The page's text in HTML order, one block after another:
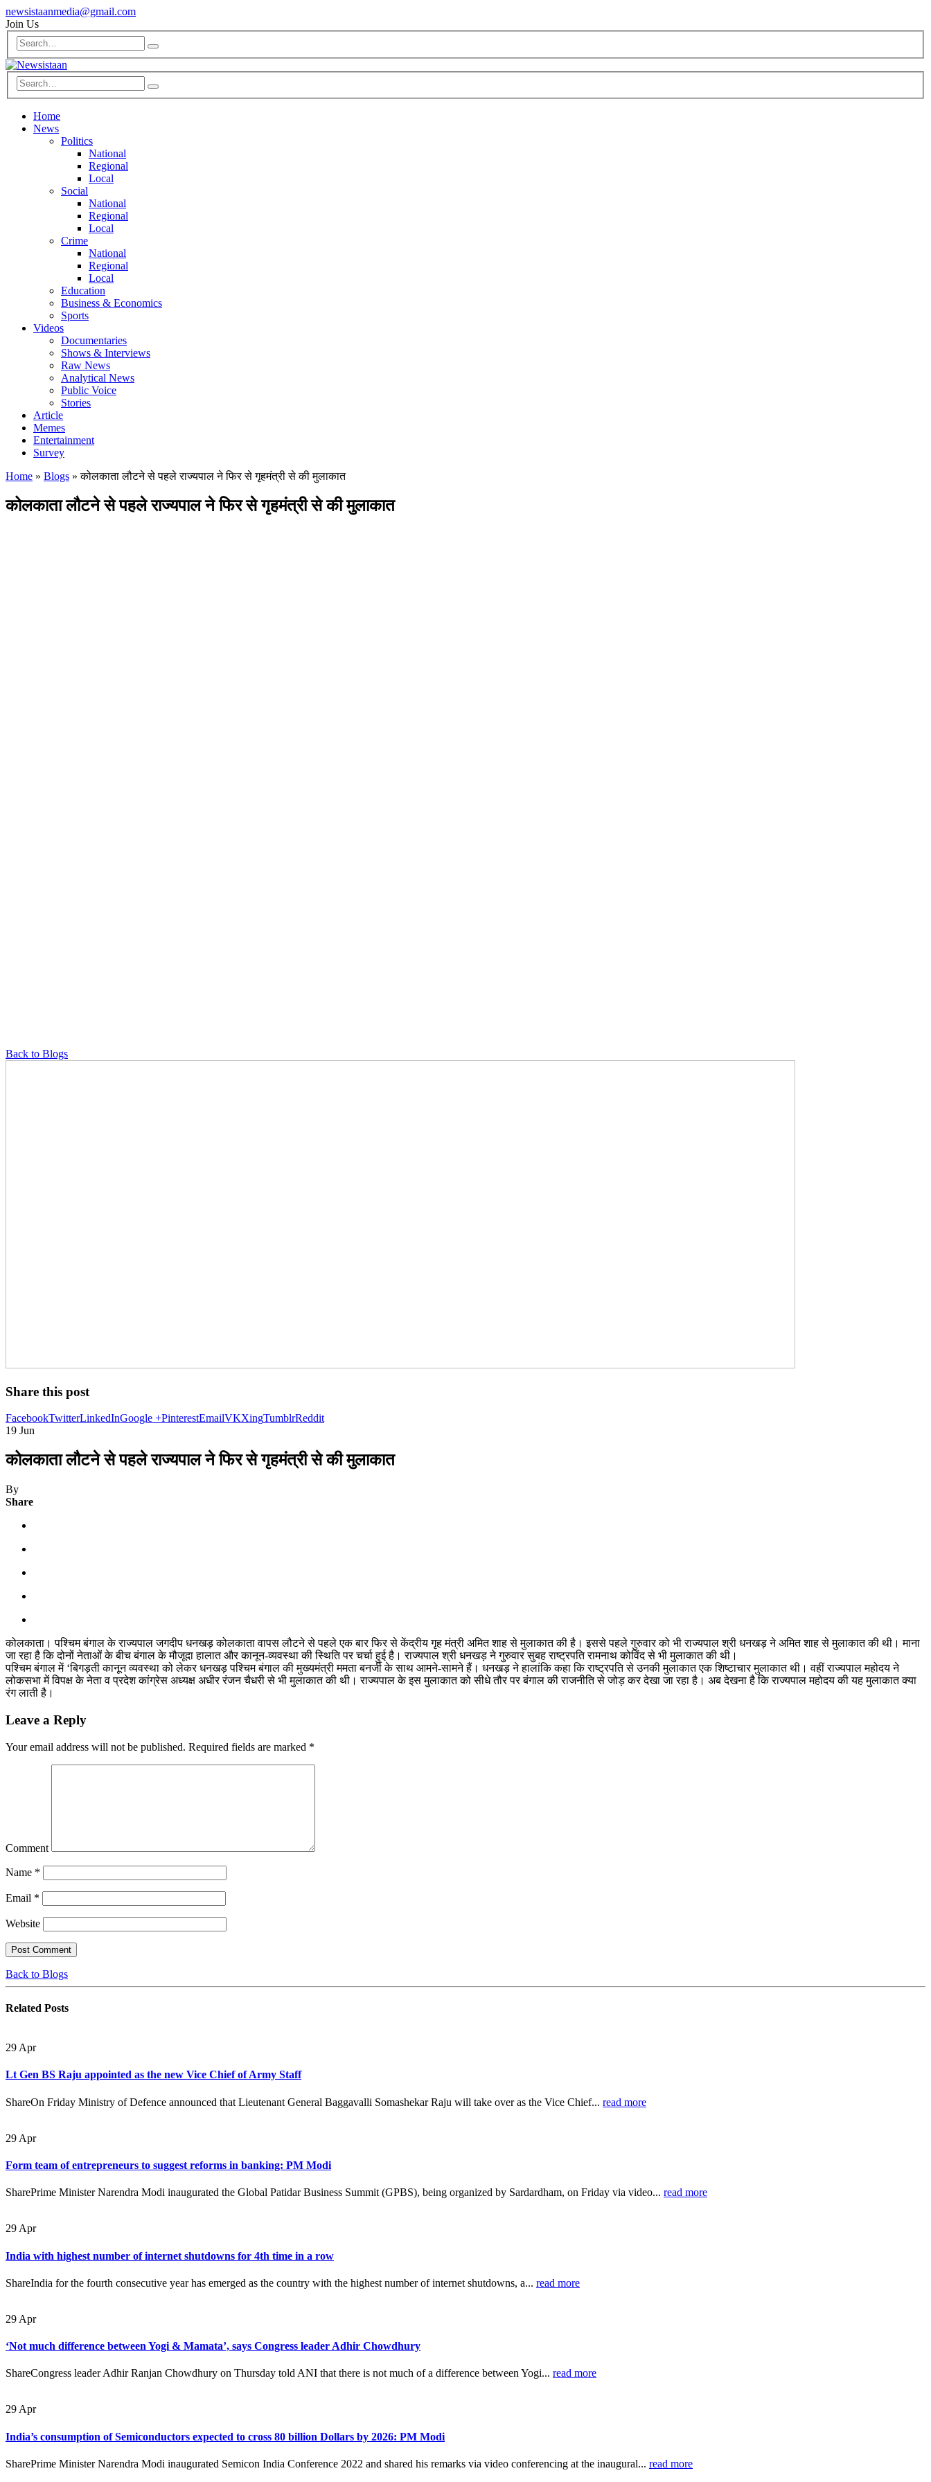
newsistaanmedia@gmail.com
Join Us
Home
News
Politics
National
Regional
Local
Social
National
Regional
Local
Crime
National
Regional
Local
Education
Business & Economics
Sports
Videos
Documentaries
Shows & Interviews
Raw News
Analytical News
Public Voice
Stories
Article
Memes
Entertainment
Survey
Home » Blogs »कोलकाता लौटने से पहले राज्यपाल ने फिर से गृहमंत्री से की मुलाकात
कोलकाता लौटने से पहले राज्यपाल ने फिर से गृहमंत्री से की मुलाकात
Back to Blogs
Share this post
FacebookTwitterLinkedInGoogle +PinterestEmailVKXingTumblrReddit
19 Jun
कोलकाता लौटने से पहले राज्यपाल ने फिर से गृहमंत्री से की मुलाकात
By
Share
कोलकाता। पश्चिम बंगाल के राज्यपाल जगदीप धनखड़ कोलकाता वापस लौटने से पहले एक बार फिर से केंद्रीय गृह मंत्री अमित शाह से मुलाकात की है। इससे पहले गुरुवार को भी राज्यपाल श्री धनखड़ ने अमित शाह से मुलाकात की थी। माना
जा रहा है कि दोनों नेताओं के बीच बंगाल के मौजूदा हालात और कानून-व्यवस्था की स्थिति पर चर्चा हुई है। राज्यपाल श्री धनखड़ ने गुरुवार सुबह राष्ट्रपति रामनाथ कोविंद से भी मुलाकात की थी।
पश्चिम बंगाल में ‘बिगड़ती कानून व्यवस्था को लेकर धनखड़ पश्चिम बंगाल की मुख्यमंत्री ममता बनर्जी के साथ आमने-सामने हैं। धनखड़ ने हालांकि कहा कि राष्ट्रपति से उनकी मुलाकात एक शिष्टाचार मुलाकात थी। वहीं राज्यपाल महोदय ने
लोकसभा में विपक्ष के नेता व प्रदेश कांग्रेस अध्यक्ष अधीर रंजन चैधरी से भी मुलाकात की थी। राज्यपाल के इस मुलाकात को सीधे तौर पर बंगाल की राजनीति से जोड़ कर देखा जा रहा है। अब देखना है कि राज्यपाल महोदय की यह मुलाकात क्या
रंग लाती है।
Leave a Reply
Your email address will not be published. Required fields are marked *
Comment
Name *
Email *
Website
Back to Blogs
Related Posts
29 Apr
Lt Gen BS Raju appointed as the new Vice Chief of Army Staff
ShareOn Friday Ministry of Defence announced that Lieutenant General Baggavalli Somashekar Raju will take over as the Vice Chief... read more
29 Apr
Form team of entrepreneurs to suggest reforms in banking: PM Modi
SharePrime Minister Narendra Modi inaugurated the Global Patidar Business Summit (GPBS), being organized by Sardardham, on Friday via video... read more
29 Apr
India with highest number of internet shutdowns for 4th time in a row
ShareIndia for the fourth consecutive year has emerged as the country with the highest number of internet shutdowns, a... read more
29 Apr
‘Not much difference between Yogi & Mamata’, says Congress leader Adhir Chowdhury
ShareCongress leader Adhir Ranjan Chowdhury on Thursday told ANI that there is not much of a difference between Yogi... read more
29 Apr
India’s consumption of Semiconductors expected to cross 80 billion Dollars by 2026: PM Modi
SharePrime Minister Narendra Modi inaugurated Semicon India Conference 2022 and shared his remarks via video conferencing at the inaugural... read more